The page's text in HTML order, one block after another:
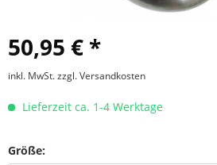
50,95 € *
inkl. MwSt.zzgl. Versandkosten
Lieferzeit ca. 1-4 Werktage
Größe: